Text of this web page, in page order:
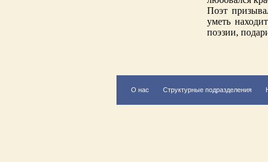
Поэт
уметь
поэзии,
О нас Структурные подразделения